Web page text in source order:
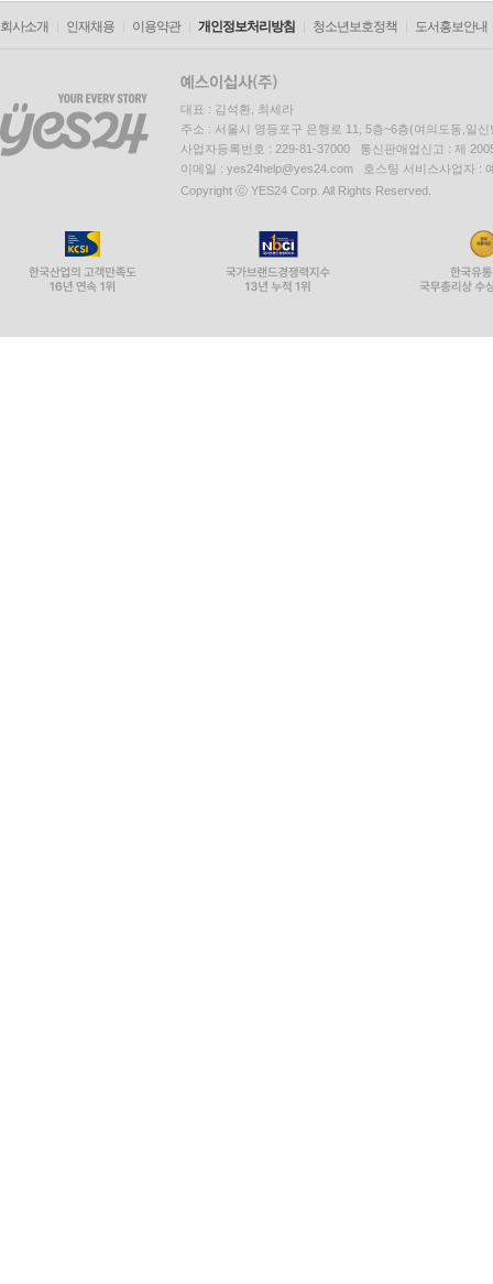
회사소개 인재채용 이용약관 개인정보처리방침 청소년보호정책 도서홍보안내
대표 : 김석환, 최세라
주소 : 서울시 영등포구 은행로 11, 5층~6층(여의도동,일신
사업자등록번호 : 229-81-37000 통신판매업신고 : 제
이메일 : yes24help@yes24.com 호스팅 서비스사업자 :
Copyright ⓒ YES24 Corp. All Rights Reserved.